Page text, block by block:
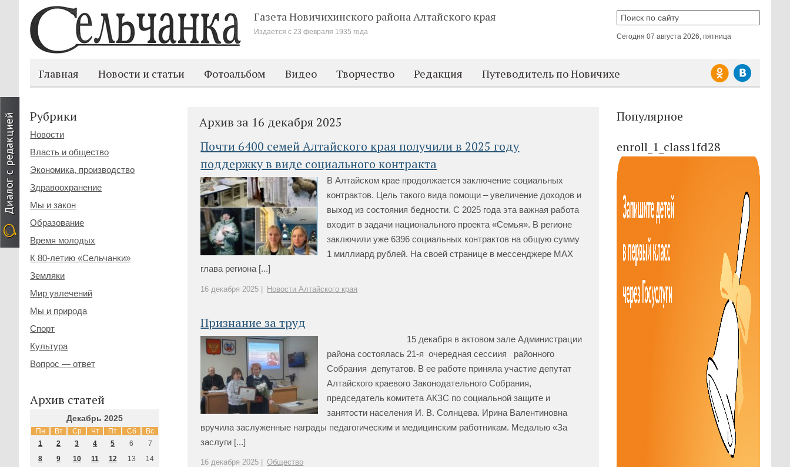
Газета Новичихинского районаАлтайского края
Издается с 23 февраля 1935 года
Сегодня 07 августа 2026, пятница
Главная Новости и статьи Фотоальбом Видео Творчество Редакция Путеводитель по Новичихе
Популярное
enroll_1_class1fd28
Архив за 16 декабря 2025
Почти 6400 семей Алтайского края получили в 2025 году
поддержку в виде социального контракта
В Алтайском крае продолжается заключение социальных
контрактов. Цель такого вида помощи – увеличение доходов и
выход из состояния бедности. С 2025 года эта важная работа
входит в задачи национального проекта «Семья». В регионе
заключили уже 6396 социальных контрактов на общую сумму
1 миллиард рублей. На своей странице в мессенджере MAX
глава региона [...]
16 декабря 2025 | Новости Алтайского края
Признание за труд
15 декабря в актовом зале Администрации
района состоялась 21-я очередная сессиия районного
Собрания депутатов. В ее работе приняла участие депутат
Алтайского краевого Законодательного Собрания,
председатель комитета АКЗС по социальной защите и
занятости населения И. В. Солнцева. Ирина Валентиновна
вручила заслуженные награды педагогическим и медицинским работникам. Медалью «За
заслуги [...]
16 декабря 2025 | Общество
Рубрики
Новости
Власть и общество
Экономика, производство
Здравоохранение
Мы и закон
Образование
Время молодых
К 80-летию «Сельчанки»
Земляки
Мир увлечений
Мы и природа
Спорт
Культура
Вопрос — ответ
Архив статей
Декабрь 2025
Пн Вт Ср Чт Пт Сб Вс
1 2 3 4 5 6
7
8
9 10 11 12 13
14